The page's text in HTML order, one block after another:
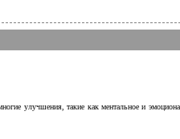
улучшения, такие как ментальное и